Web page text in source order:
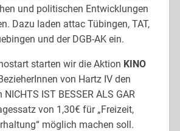
und politischen Entwicklungen
Dazu laden attac Tübingen, TAT,
und der DGB-AK ein.
starten wir die Aktion KINO
von Hartz IV den
IST BESSER ALS GAR
von 1,30€ für „Freizeit,
möglich machen soll.